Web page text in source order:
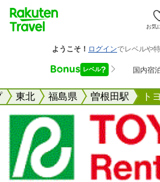
お気
東北 福島県 曽根田駅 ト